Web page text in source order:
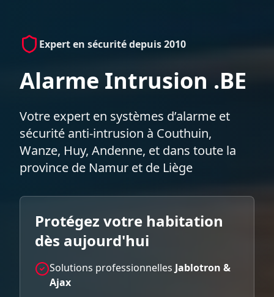
Expert en sécurité depuis 2010
Alarme Intrusion .BE
Votre expert en systèmes d’alarme et
sécurité anti-intrusion à Couthuin,
Wanze, Huy, Andenne, et dans toute la
province de Namur et de Liège
Protégez votre habitation
dès aujourd'hui
Solutions professionnelles Jablotron &
Ajax